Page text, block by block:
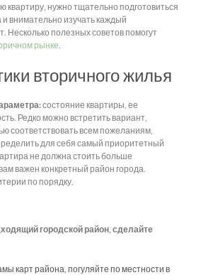
нужно тщательно подготовиться
внимательно изучать каждый
Несколько полезных советов помогут
рынке.
вторичного жилья
состояние квартиры, ее
Редко можно встретить вариант,
соответствовать всем пожеланиям,
для себя самый приоритетный
не должна стоить больше
важен конкретный район города.
по порядку.
городской район, сделайте
карт района, погуляйте по местности в